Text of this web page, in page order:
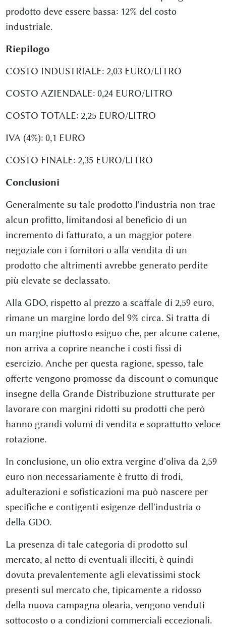
prodotto deve essere bassa: 12% del costo
industriale.
Riepilogo
COSTO INDUSTRIALE: 2,03 EURO/LITRO
COSTO AZIENDALE: 0,24 EURO/LITRO
COSTO TOTALE: 2,25 EURO/LITRO
IVA (4%): 0,1 EURO
COSTO FINALE: 2,35 EURO/LITRO
Conclusioni
Generalmente su tale prodotto l'industria non trae
alcun profitto, limitandosi al beneficio di un
incremento di fatturato, a un maggior potere
negoziale con i fornitori o alla vendita di un
prodotto che altrimenti avrebbe generato perdite
più elevate se declassato.
Alla GDO, rispetto al prezzo a scaffale di 2,59 euro,
rimane un margine lordo del 9% circa. Si tratta di
un margine piuttosto esiguo che, per alcune catene,
non arriva a coprire neanche i costi fissi di
esercizio. Anche per questa ragione, spesso, tale
offerte vengono promosse da discount o comunque
insegne della Grande Distribuzione strutturate per
lavorare con margini ridotti su prodotti che però
hanno grandi volumi di vendita e soprattutto veloce
rotazione.
In conclusione, un olio extra vergine d'oliva da 2,59
euro non necessariamente è frutto di frodi,
adulterazioni e sofisticazioni ma può nascere per
specifiche e contigenti esigenze dell'industria o
della GDO.
La presenza di tale categoria di prodotto sul
mercato, al netto di eventuali illeciti, è quindi
dovuta prevalentemente agli elevatissimi stock
presenti sul mercato che, tipicamente a ridosso
della nuova campagna olearia, vengono venduti
sottocosto o a condizioni commerciali eccezionali.